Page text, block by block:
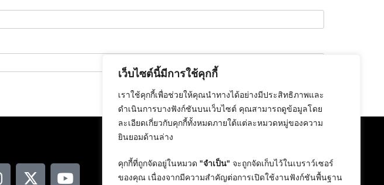
เว็บไซต์นี้มีการใช้คุกกี้
เราใช้คุกกี้เพื่อช่วยให้คุณนำทางได้อย่างมีประสิทธิภาพและ
ดำเนินการบางฟังก์ชันบนเว็บไซต์ คุณสามารถดูข้อมูลโดย
ละเอียดเกี่ยวกับคุกกี้ทั้งหมดภายใต้แต่ละหมวดหมู่ของความ
ยินยอมด้านล่าง
คุกกี้ที่ถูกจัดอยู่ในหมวด "จำเป็น" จะถูกจัดเก็บไว้ในเบราว์เซอร์
ของคุณ เนื่องจากมีความสำคัญต่อการเปิดใช้งานฟังก์ชันพื้นฐาน